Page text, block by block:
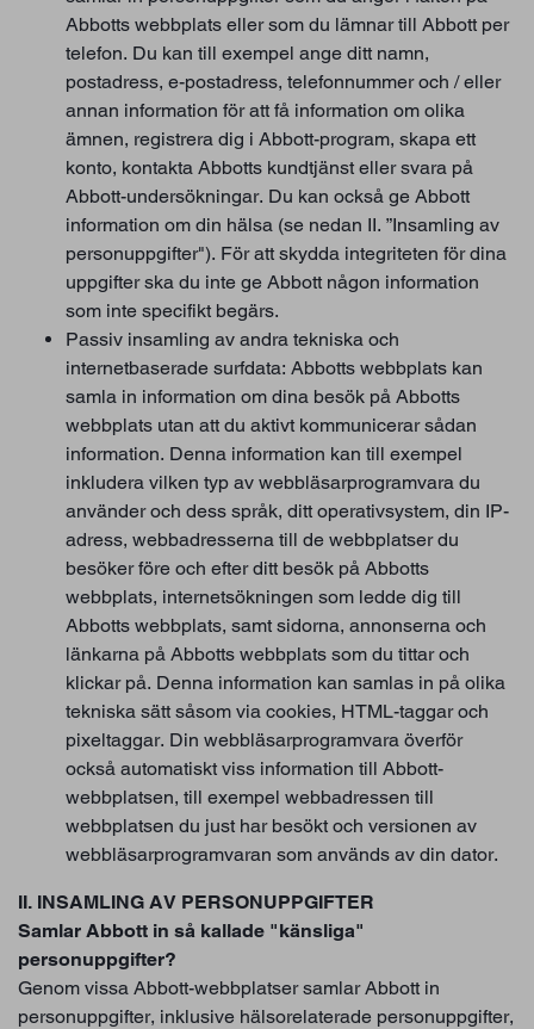
Abbotts webbplats eller som du lämnar till Abbott per
telefon. Du kan till exempel ange ditt namn,
postadress, e-postadress, telefonnummer och / eller
annan information för att få information om olika
ämnen, registrera dig i Abbott-program, skapa ett
konto, kontakta Abbotts kundtjänst eller svara på
Abbott-undersökningar. Du kan också ge Abbott
information om din hälsa (se nedan II. ”Insamling av
personuppgifter"). För att skydda integriteten för dina
uppgifter ska du inte ge Abbott någon information
som inte specifikt begärs.
Passiv insamling av andra tekniska och
internetbaserade surfdata: Abbotts webbplats kan
samla in information om dina besök på Abbotts
webbplats utan att du aktivt kommunicerar sådan
information. Denna information kan till exempel
inkludera vilken typ av webbläsarprogramvara du
använder och dess språk, ditt operativsystem, din IP-
adress, webbadresserna till de webbplatser du
besöker före och efter ditt besök på Abbotts
webbplats, internetsökningen som ledde dig till
Abbotts webbplats, samt sidorna, annonserna och
länkarna på Abbotts webbplats som du tittar och
klickar på. Denna information kan samlas in på olika
tekniska sätt såsom via cookies, HTML-taggar och
pixeltaggar. Din webbläsarprogramvara överför
också automatiskt viss information till Abbott-
webbplatsen, till exempel webbadressen till
webbplatsen du just har besökt och versionen av
webbläsarprogramvaran som används av din dator.
II. INSAMLING AV PERSONUPPGIFTER
Samlar Abbott in så kallade "känsliga"
personuppgifter?
Genom vissa Abbott-webbplatser samlar Abbott in
personuppgifter, inklusive hälsorelaterade personuppgifter,